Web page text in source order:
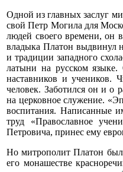
Одной из главных заслуг
свой Петр Могила для
людей своего времени, он
владыка Платон выдвинул
и традиции западного
латыни на русском
наставников и учеников.
человек. Заботился он и о
на церковное служение.
воспитания. Написанные
труд «Православное
Петровича, принес ему
Но митрополит Платон
его монашестве